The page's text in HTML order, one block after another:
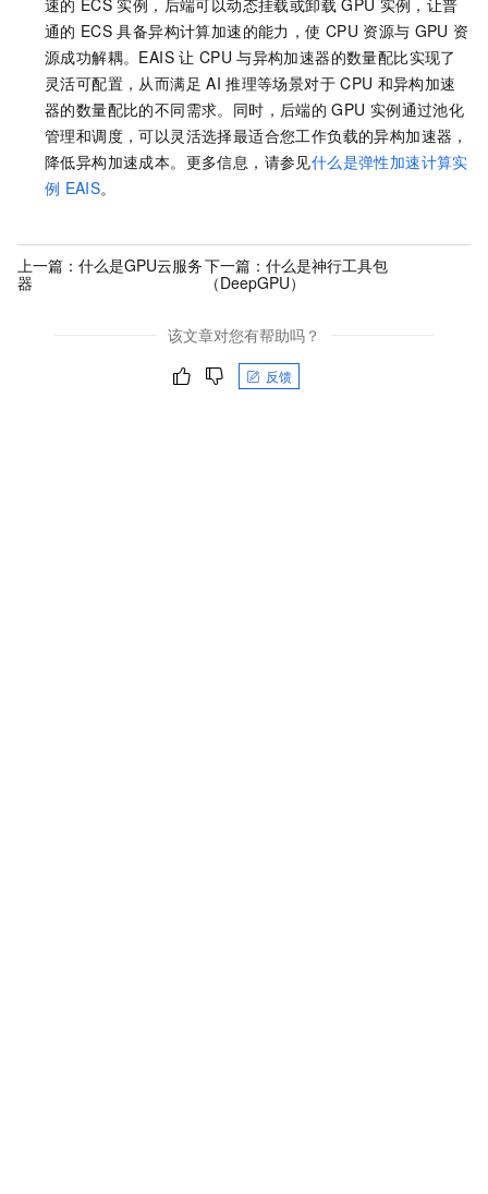
速的 ECS 实例，后端可以动态挂载或卸载 GPU 实例，让普
通的 ECS 具备异构计算加速的能力，使 CPU 资源与 GPU 资
源成功解耦。EAIS 让 CPU 与异构加速器的数量配比实现了
灵活可配置，从而满足 AI 推理等场景对于 CPU 和异构加速
器的数量配比的不同需求。同时，后端的 GPU 实例通过池化
管理和调度，可以灵活选择最适合您工作负载的异构加速器，
降低异构加速成本。更多信息，请参见什么是弹性加速计算实
例 EAIS。
上一篇： 什么是GPU云服务
器
下一篇：什么是神行工具包
（DeepGPU）
该文章对您有帮助吗？
反馈